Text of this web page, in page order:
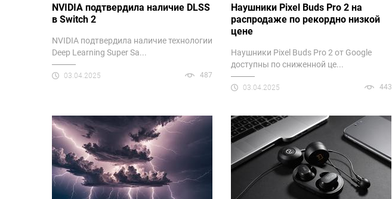
NVIDIA подтвердила наличие DLSS
в Switch 2
NVIDIA подтвердила наличие технологии
Deep Learning Super Sa...
03.04.2025 487
Наушники Pixel Buds Pro 2 на
распродаже по рекордно низкой
цене
Наушники Pixel Buds Pro 2 от Google
доступны по сниженной це...
03.04.2025 443